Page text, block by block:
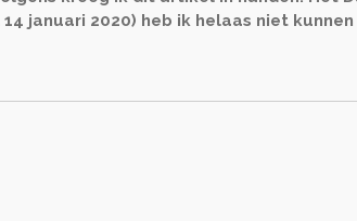
januari 2020) heb ik helaas niet